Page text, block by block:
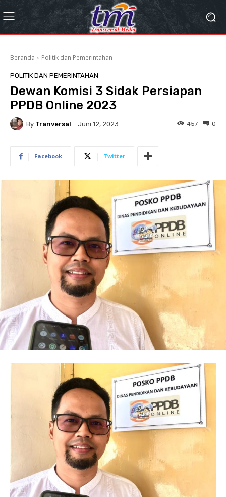
Beranda Politik dan Pemerintahan
POLITIK DAN PEMERINTAHAN
Dewan Komisi 3 Sidak Persiapan
PPDB Online 2023
By Tranversal Juni 12, 2023 0
457
Facebook Twitter